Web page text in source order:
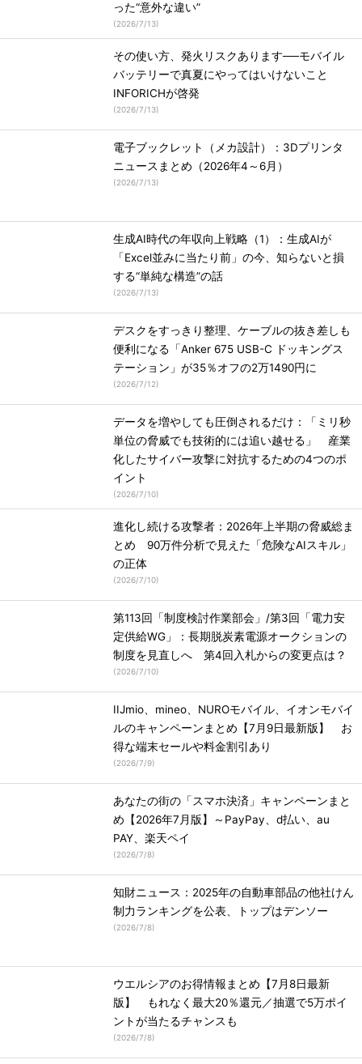
った“意外な違い”
(2026/7/13)
その使い方、発火リスクあります──モバイル
バッテリーで真夏にやってはいけないこと
INFORICHが啓発
(2026/7/13)
電子ブックレット（メカ設計）：3Dプリンタ
ニュースまとめ（2026年4～6月）
(2026/7/13)
生成AI時代の年収向上戦略（1）：生成AIが
「Excel並みに当たり前」の今、知らないと損
する“単純な構造”の話
(2026/7/13)
デスクをすっきり整理、ケーブルの抜き差しも
便利になる「Anker 675 USB-C ドッキングス
テーション」が35％オフの2万1490円に
(2026/7/12)
データを増やしても圧倒されるだけ：「ミリ秒
単位の脅威でも技術的には追い越せる」 産業
化したサイバー攻撃に対抗するための4つのポ
イント
(2026/7/10)
進化し続ける攻撃者：2026年上半期の脅威総ま
とめ 90万件分析で見えた「危険なAIスキル」
の正体
(2026/7/10)
第113回「制度検討作業部会」/第3回「電力安
定供給WG」：長期脱炭素電源オークションの
制度を見直しへ 第4回入札からの変更点は？
(2026/7/10)
IIJmio、mineo、NUROモバイル、イオンモバイ
ルのキャンペーンまとめ【7月9日最新版】 お
得な端末セールや料金割引あり
(2026/7/9)
あなたの街の「スマホ決済」キャンペーンまと
め【2026年7月版】～PayPay、d払い、au
PAY、楽天ペイ
(2026/7/8)
知財ニュース：2025年の自動車部品の他社けん
制力ランキングを公表、トップはデンソー
(2026/7/8)
ウエルシアのお得情報まとめ【7月8日最新
版】 もれなく最大20％還元／抽選で5万ポイ
ントが当たるチャンスも
(2026/7/8)